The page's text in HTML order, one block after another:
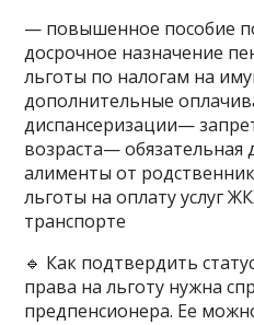
— повышенное пособие
досрочное назначение
льготы по налогам на
дополнительные
диспансеризации—
возраста— обязательная
алименты от
льготы на оплату услуг
транспорте
🔹 Как подтвердить
права на льготу нужна
предпенсионера. Ее